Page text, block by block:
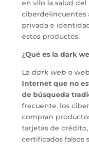
en vilo la salud del
ciberdelincuentes
privada e
estos productos.
¿Qué es la dark
Ladark web o
Internet que no
de búsqueda
frecuente, los
compran
tarjetas de crédito,
certificados falsos